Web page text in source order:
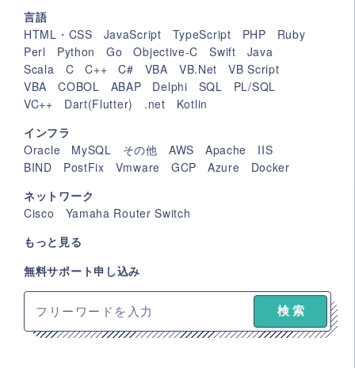
言語
HTML・CSS
JavaScript TypeScript PHP
Ruby
Perl
Python Go Objective-C Swift
Java
Scala
C C++ C# VBA VB.Net
VB Script
VBA
COBOL ABAP Delphi SQL
PL/SQL
VC++
Dart(Flutter) .net
Kotlin
インフラ
Oracle
MySQL その他 AWS Apache
IIS
BIND
PostFix Vmware GCP Azure
Docker
ネットワーク
Cisco
Yamaha Router Switch
もっと見る
無料サポート申し込み